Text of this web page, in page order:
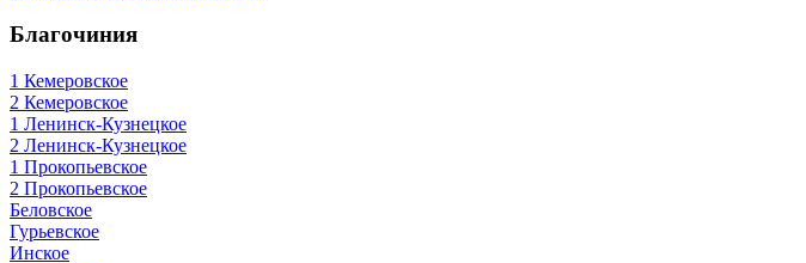
Благочиния
1 Кемеровское
2 Кемеровское
1 Ленинск-Кузнецкое
2 Ленинск-Кузнецкое
1 Прокопьевское
2 Прокопьевское
Беловское
Гурьевское
Инское